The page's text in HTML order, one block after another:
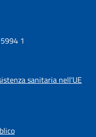
1
sanitaria nell'UE